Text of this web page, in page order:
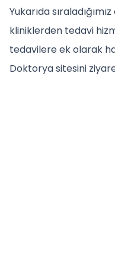
Yukarıda
kliniklerden tedavi
tedavilere ek olarak
Doktorya sitesini